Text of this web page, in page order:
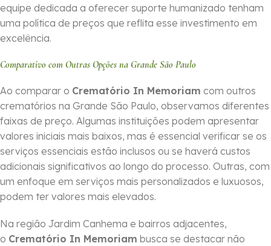
equipe dedicada a oferecer suporte humanizado tenham
uma política de preços que reflita esse investimento em
excelência.
Comparativo com Outras Opções na Grande São Paulo
Ao comparar o Crematório In Memoriam com outros
crematórios na Grande São Paulo, observamos diferentes
faixas de preço. Algumas instituições podem apresentar
valores iniciais mais baixos, mas é essencial verificar se os
serviços essenciais estão inclusos ou se haverá custos
adicionais significativos ao longo do processo. Outras, com
um enfoque em serviços mais personalizados e luxuosos,
podem ter valores mais elevados.
Na região Jardim Canhema e bairros adjacentes,
o Crematório In Memoriam busca se destacar não